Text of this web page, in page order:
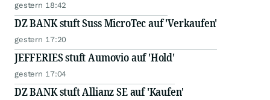
gestern 18:42
DZ BANK stuft Suss MicroTec auf 'Verkaufen'
gestern 17:20
JEFFERIES stuft Aumovio auf 'Hold'
gestern 17:04
DZ BANK stuft Allianz SE auf 'Kaufen'